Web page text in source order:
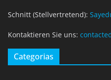
Schnitt (Stellvertretend):
Kontaktieren Sie uns:
Categorias